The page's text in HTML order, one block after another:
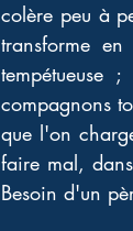
colère peu à
transforme
tempétueuse
compagnons
que l'on
faire mal,
Besoin d'un